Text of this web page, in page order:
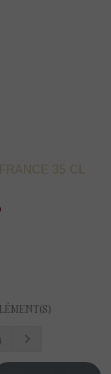
35 CL
SUIVANT
